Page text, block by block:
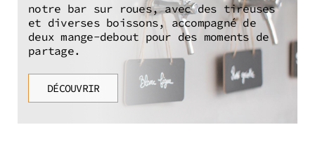
notre bar sur roues, avec des tireuses
et diverses boissons, accompagné de
deux mange-debout pour des moments de
partage.
DÉCOUVRIR